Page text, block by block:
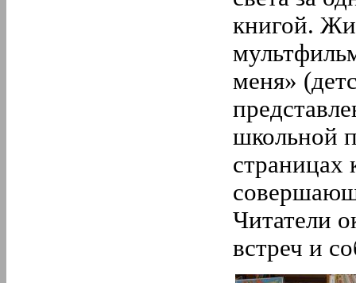
книгой.
меня»
школьной
страницах
Читатели
встреч и